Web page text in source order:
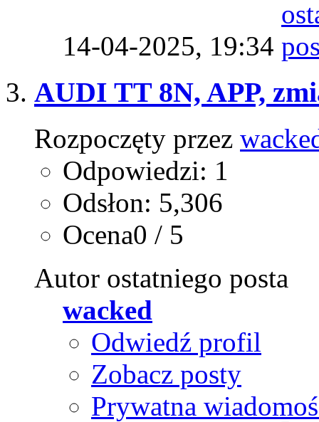
14-04-2025, 19:34
AUDI TT 8N, APP,
Rozpoczęty przez
Odpowiedzi: 1
Odsłon: 5,306
Ocena0 / 5
Autor ostatniego posta
wacked
Odwiedź profil
Zobacz posty
Prywatna